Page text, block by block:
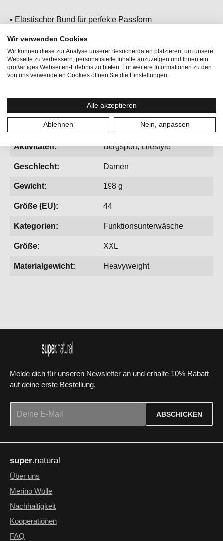
• Elastischer Bund für perfekte Passform
• Ideal kombinierbar mit ARCTIC230 LS
• Unser Baselayer für maximale Wärmeleistung bei
frostigen Bedingungen
Aktivitäten: Bergsport, Lifestyle
Geschlecht: Damen
Gewicht: 198 g
Größe (EU): 44
Kategorien: Funktionsunterwäsche
Größe: XXL
Materialgewicht: Heavyweight
Melde dich für unseren Newsletter an und erhalte 10% Rabatt
auf deine erste Bestellung.
ABSCHICKEN
genommen und die
einverstanden.
Die mit einem Stern (*) markierten Felder sind Pflichtfelder.
super.natural
Über uns
Merino Wolle
Nachhaltigkeit
Kooperationen
FAQ
Wir verwenden Cookies
Wir können diese zur Analyse unserer Besucherdaten platzieren, um unsere
Webseite zu verbessern, personalisierte Inhalte anzuzeigen und Ihnen ein
großartiges Webseiten-Erlebnis zu bieten. Für weitere Informationen zu den
von uns verwendeten Cookies öffnen Sie die Einstellungen.
Alle akzeptieren
Ablehnen Nein, anpassen